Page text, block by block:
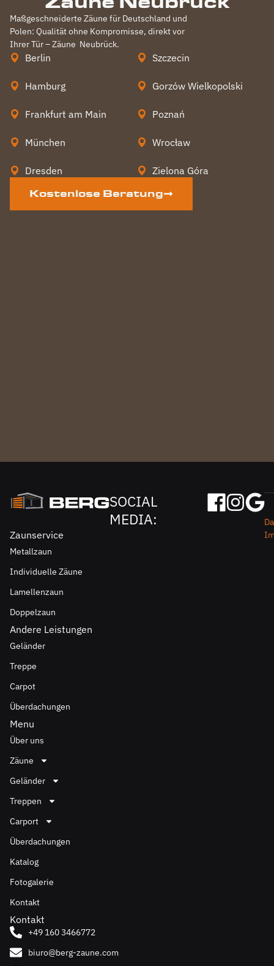
Maßgeschneiderte Zäune für Deutschland und
Polen: Qualität ohne Kompromisse, direkt vor
Ihrer Tür – Zäune Neubrück.
Berlin
Hamburg
Frankfurt am Main
München
Dresden
Szczecin
Gorzów Wielkopolski
Poznań
Wrocław
Zielona Góra
Kostenlose Beratung
SOCIAL
MEDIA:
Zaunservice
Metallzaun
Individuelle Zäune
Lamellenzaun
Doppelzaun
Andere Leistungen
Geländer
Treppe
Carpot
Überdachungen
Menu
Über uns
Zäune
Geländer
Treppen
Carport
Überdachungen
Katalog
Fotogalerie
Kontakt
Kontakt
+49 160 3466772
biuro@berg-zaune.com